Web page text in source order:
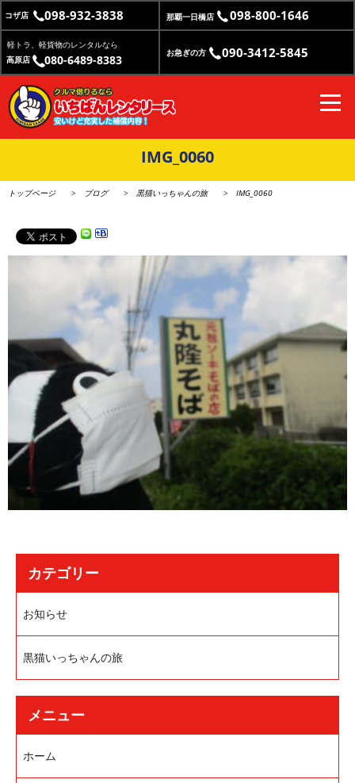
コザ店 098-932-3838 那覇一日橋店 098-800-1646
軽トラ、軽貨物のレンタルなら
高原店
080-6489-8383 お急ぎの方 090-3412-5845
IMG_0060
トップページ ブログ 黒猫いっちゃんの旅 IMG_0060
カテゴリー
お知らせ
黒猫いっちゃんの旅
メニュー
ホーム